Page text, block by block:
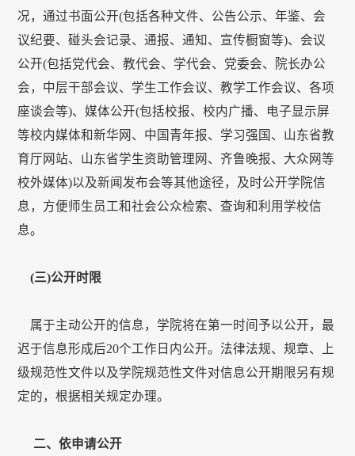
况，通过书面公开(包括各种文件、公告公示、年鉴、会
议纪要、碰头会记录、通报、通知、宣传橱窗等)、会议
公开(包括党代会、教代会、学代会、党委会、院长办公
会，中层干部会议、学生工作会议、教学工作会议、各项
座谈会等)、媒体公开(包括校报、校内广播、电子显示屏
等校内媒体和新华网、中国青年报、学习强国、山东省教
育厅网站、山东省学生资助管理网、齐鲁晚报、大众网等
校外媒体)以及新闻发布会等其他途径，及时公开学院信
息，方便师生员工和社会公众检索、查询和利用学校信
息。
(三)公开时限
属于主动公开的信息，学院将在第一时间予以公开，最
迟于信息形成后20个工作日内公开。法律法规、规章、上
级规范性文件以及学院规范性文件对信息公开期限另有规
定的，根据相关规定办理。
二、依申请公开